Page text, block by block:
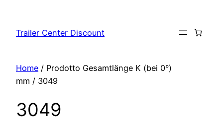
contenuto
Trailer Center Discount
Home / Prodotto Gesamtlänge K (bei 0°)
mm / 3049
3049